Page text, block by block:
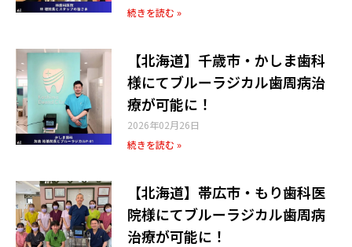
続きを読む »
【北海道】千歳市・かしま歯科
様にてブルーラジカル歯周病治
療が可能に！
2026年02月26日
続きを読む »
【北海道】帯広市・もり歯科医
院様​にてブルーラジカル歯周病
治療が可能に！